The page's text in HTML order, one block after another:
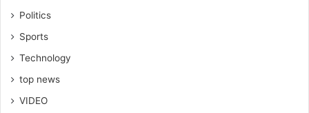
Politics
Sports
Technology
top news
VIDEO